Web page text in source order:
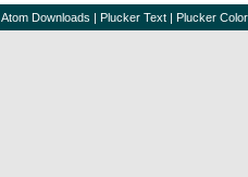
Atom Downloads | Plucker Text | Plucker Color